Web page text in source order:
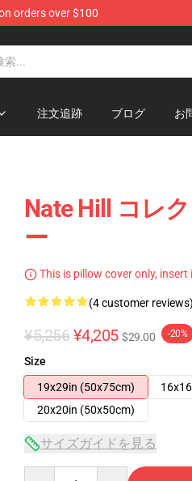
orders over $100
注文追跡 ブログ お
Nate Hill コレ
ー
This is pillow cover only, insert
(4 customer reviews)
¥5,256 ¥4,205 $29.00 -20%
Size
19x29in (50x75cm)
20x20in (50x50cm)
サイズガイドを見る